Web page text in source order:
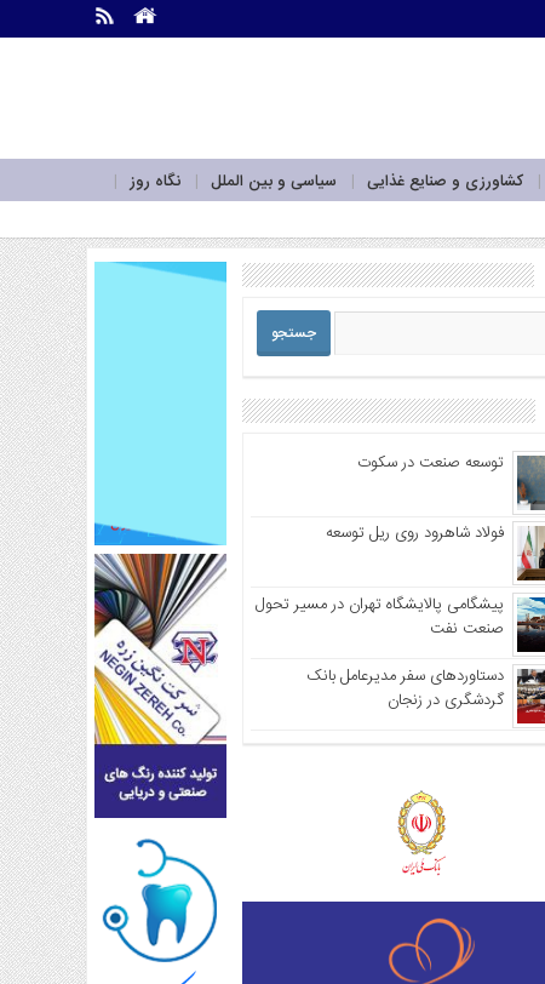
کشاورزی و صنایع غذایی سیاسی و بین الملل
نگاه روز
توسعه صنعت در سکوت
فولاد شاهرود روی ریل توسعه
پیشگامی پالایشگاه تهران در مسیر تحول
صنعت نفت
دستاوردهای سفر مدیرعامل بانک
گردشگری در زنجان